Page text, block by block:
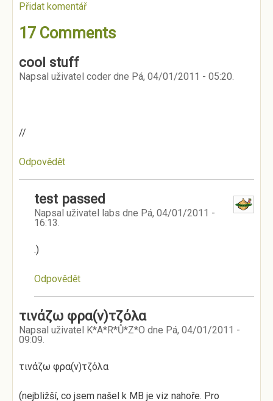
Přidat komentář
17 Comments
cool stuff
Napsal uživatel coder dne Pá, 04/01/2011 - 05:20.
//
Odpovědět
test passed
Napsal uživatel labs dne Pá, 04/01/2011 -
16:13.
.)
Odpovědět
τινάζω φρα(ν)τζόλα
Napsal uživatel K*A*R*Ů*Z*O dne Pá, 04/01/2011 -
09:09.
τινάζω φρα(ν)τζόλα
(nejbližší, co jsem našel k MB je viz nahoře. Pro